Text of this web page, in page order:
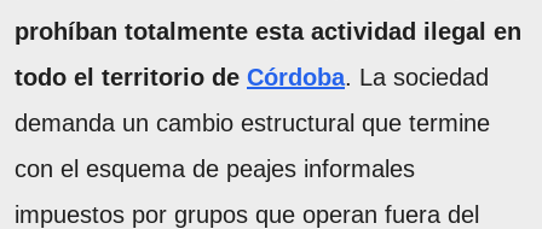
prohíban totalmente esta actividad ilegal en
todo el territorio de Córdoba. La sociedad
demanda un cambio estructural que termine
con el esquema de peajes informales
impuestos por grupos que operan fuera del